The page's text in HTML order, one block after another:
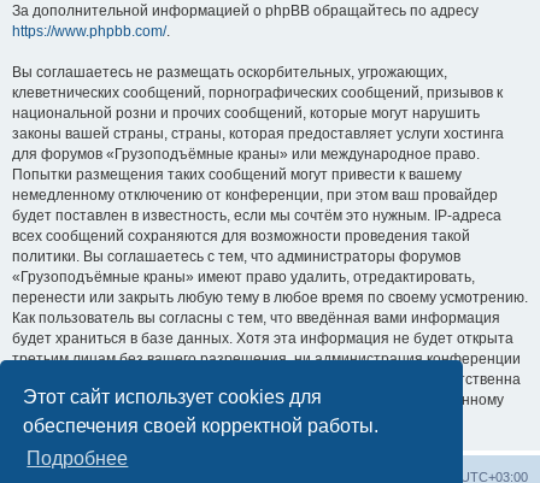
Этот сайт использует cookies для
обеспечения своей корректной работы.
Подробнее
За дополнительной информацией о phpBB обращайтесь по адресу
https://www.phpbb.com/.
Вы соглашаетесь не размещать оскорбительных, угрожающих,
клеветнических сообщений, порнографических сообщений, призывов к
национальной розни и прочих сообщений, которые могут нарушить
законы вашей страны, страны, которая предоставляет услуги хостинга
для форумов «Грузоподъёмные краны» или международное право.
Попытки размещения таких сообщений могут привести к вашему
немедленному отключению от конференции, при этом ваш провайдер
будет поставлен в известность, если мы сочтём это нужным. IP-адреса
всех сообщений сохраняются для возможности проведения такой
политики. Вы соглашаетесь с тем, что администраторы форумов
«Грузоподъёмные краны» имеют право удалить, отредактировать,
перенести или закрыть любую тему в любое время по своему усмотрению.
Как пользователь вы согласны с тем, что введённая вами информация
будет храниться в базе данных. Хотя эта информация не будет открыта
третьим лицам без вашего разрешения, ни администрация конференции
«Грузоподъёмные краны», ни phpBB Limited не может быть ответственна
за действия хакеров, которые могут привести к несанкционированному
доступу к ней.
UTC+03:00